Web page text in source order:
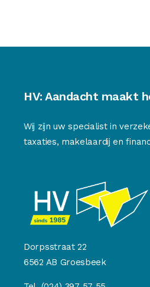
HV: Aandacht maakt
Wij zijn uw specialist in
taxaties, makelaardij en
Dorpsstraat 22
6562 AB Groesbeek